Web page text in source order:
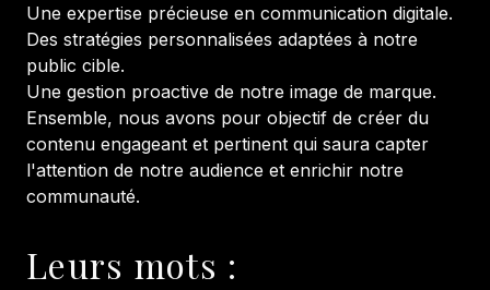
Une expertise précieuse en communication digitale.
Des stratégies personnalisées adaptées à notre
public cible.
Une gestion proactive de notre image de marque.
Ensemble, nous avons pour objectif de créer du
contenu engageant et pertinent qui saura capter
l'attention de notre audience et enrichir notre
communauté.
Leurs mots :